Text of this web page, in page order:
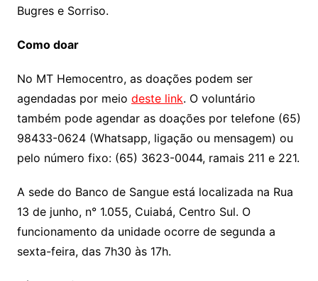
Bugres e Sorriso.
Como doar
No MT Hemocentro, as doações podem ser
agendadas por meio deste link. O voluntário
também pode agendar as doações por telefone (65)
98433-0624 (Whatsapp, ligação ou mensagem) ou
pelo número fixo: (65) 3623-0044, ramais 211 e 221.
A sede do Banco de Sangue está localizada na Rua
13 de junho, n° 1.055, Cuiabá, Centro Sul. O
funcionamento da unidade ocorre de segunda a
sexta-feira, das 7h30 às 17h.